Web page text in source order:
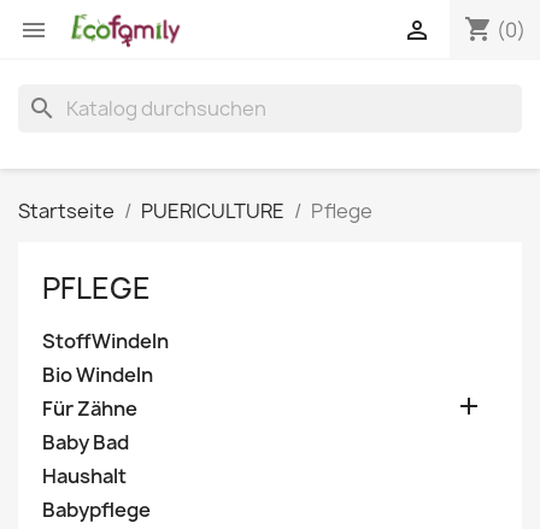
 shopping_cart (0)

search
Startseite PUERICULTURE Pflege
PFLEGE
StoffWindeln
Bio Windeln
Für Zähne

Baby Bad
Haushalt
Babypflege